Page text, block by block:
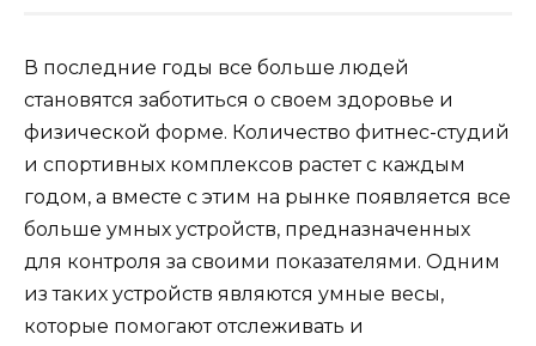
В последние годы все больше людей
становятся заботиться о своем здоровье и
физической форме. Количество фитнес-студий
и спортивных комплексов растет с каждым
годом, а вместе с этим на рынке появляется все
больше умных устройств, предназначенных
для контроля за своими показателями. Одним
из таких устройств являются умные весы,
которые помогают отслеживать и